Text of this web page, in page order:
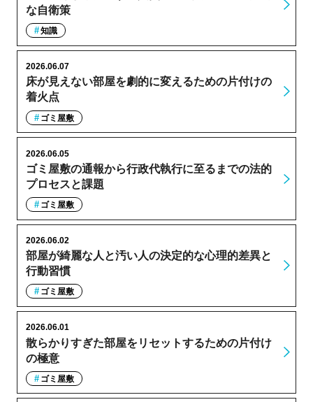
な自衛策
知識
床が見えない部屋を劇的に変えるための片付けの
着火点
2026.06.07
ゴミ屋敷
ゴミ屋敷の通報から行政代執行に至るまでの法的
プロセスと課題
2026.06.05
ゴミ屋敷
部屋が綺麗な人と汚い人の決定的な心理的差異と
行動習慣
2026.06.02
ゴミ屋敷
散らかりすぎた部屋をリセットするための片付け
の極意
2026.06.01
ゴミ屋敷